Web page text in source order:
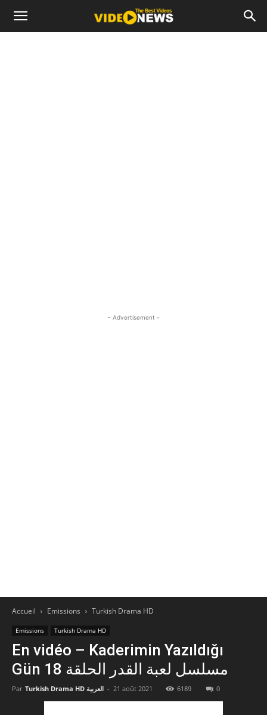
- Advertisement -
Accueil Emissions Turkish Drama HD
Emissions Turkish Drama HD
En vidéo – Kaderimin Yazıldığı
Gün مسلسل لعبة القدر الحلقة 18
Par Turkish Drama HD العربية - 21 août 2021 6189 0